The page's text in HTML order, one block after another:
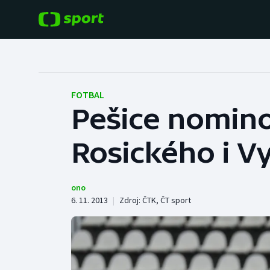
Hokej
Tenis
Cyklistika
Baseball a softbal
Basketbal
Boby a skeleton
Box
FOTBAL
Pešice
Rosického i
ono
6. 11. 2013 | Zdroj: ČTK, ČT sport